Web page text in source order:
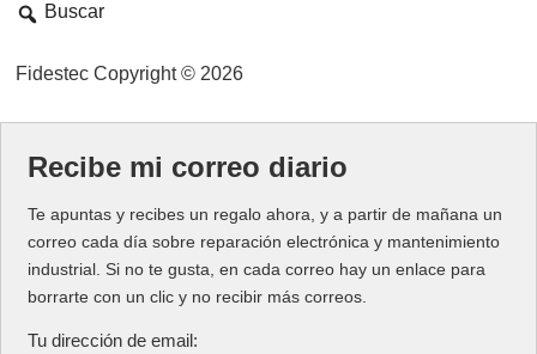
Buscar
Fidestec Copyright © 2026
Recibe mi correo diario
Te apuntas y recibes un regalo ahora, y a partir de mañana un
correo cada día sobre reparación electrónica y mantenimiento
industrial. Si no te gusta, en cada correo hay un enlace para
borrarte con un clic y no recibir más correos.
Tu dirección de email: